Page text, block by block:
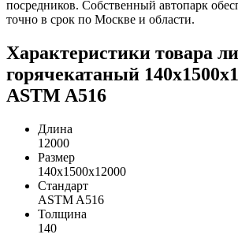
посредников. Собственный автопарк
точно в срок по Москве и области.
Характеристики товара
горячекатаный
ASTM A516
Длина
12000
Размер
140х1500х12000
Стандарт
ASTM A516
Толщина
140